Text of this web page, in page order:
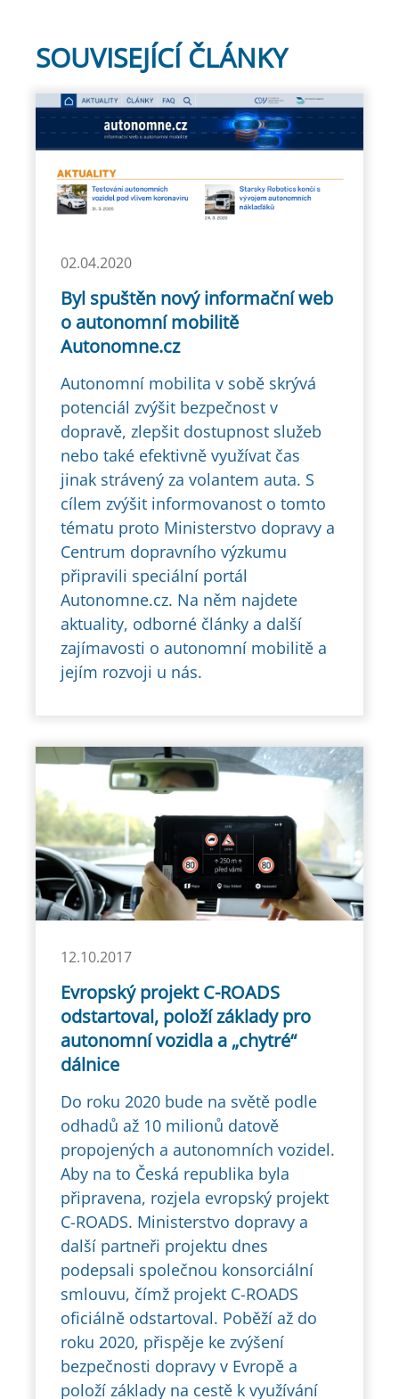
SOUVISEJÍCÍ ČLÁNKY
02.04.2020
Byl spuštěn nový informační web
o autonomní mobilitě
Autonomne.cz
Autonomní mobilita v sobě skrývá
potenciál zvýšit bezpečnost v
dopravě, zlepšit dostupnost služeb
nebo také efektivně využívat čas
jinak strávený za volantem auta. S
cílem zvýšit informovanost o tomto
tématu proto Ministerstvo dopravy a
Centrum dopravního výzkumu
připravili speciální portál
Autonomne.cz. Na něm najdete
aktuality, odborné články a další
zajímavosti o autonomní mobilitě a
jejím rozvoji u nás.
12.10.2017
Evropský projekt C-ROADS
odstartoval, položí základy pro
autonomní vozidla a „chytré“
dálnice
Do roku 2020 bude na světě podle
odhadů až 10 milionů datově
propojených a autonomních vozidel.
Aby na to Česká republika byla
připravena, rozjela evropský projekt
C-ROADS. Ministerstvo dopravy a
další partneři projektu dnes
podepsali společnou konsorciální
smlouvu, čímž projekt C-ROADS
oficiálně odstartoval. Poběží až do
roku 2020, přispěje ke zvýšení
bezpečnosti dopravy v Evropě a
položí základy na cestě k využívání